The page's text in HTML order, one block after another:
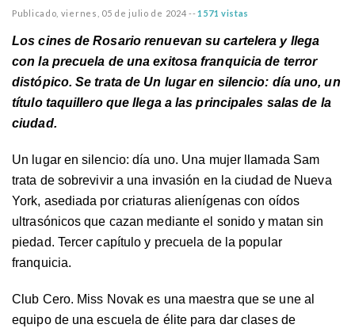
Publicado, viernes, 05 de julio de 2024 --1571 vistas
Los cines de Rosario renuevan su cartelera y llega
con la precuela de una exitosa franquicia de terror
distópico. Se trata de Un lugar en silencio: día uno, un
título taquillero que llega a las principales salas de la
ciudad.
Un lugar en silencio: día uno. Una mujer llamada Sam
trata de sobrevivir a una invasión en la ciudad de Nueva
York, asediada por criaturas alienígenas con oídos
ultrasónicos que cazan mediante el sonido y matan sin
piedad. Tercer capítulo y precuela de la popular
franquicia.
Club Cero. Miss Novak es una maestra que se une al
equipo de una escuela de élite para dar clases de